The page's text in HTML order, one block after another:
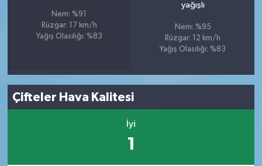
Nem: %91
Rüzgar: 17 km/h
Yağış Olasılığı: %83
yağışlı
Nem: %95
Rüzgar: 12 km/h
Yağış Olasılığı: %83
Çifteler Hava Kalitesi
İyi
1